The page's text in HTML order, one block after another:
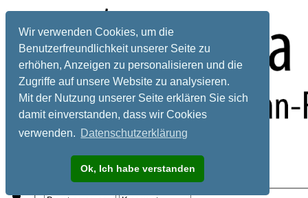
Wir verwenden Cookies, um die
Benutzerfreundlichkeit unserer Seite zu
erhöhen, Anzeigen zu personalisieren und die
Zugriffe auf unsere Website zu analysieren.
Mit der Nutzung unserer Seite erklären Sie sich
damit einverstanden, dass wir Cookies
verwenden. Datenschutzerklärung
Ok, Ich habe verstanden
Registrieren